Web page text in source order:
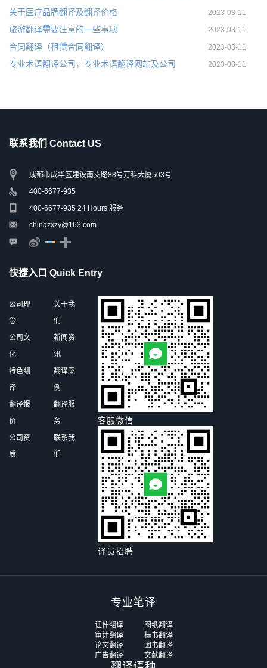
关于医疗品牌翻译及翻译价格 2023-03-11
旅游翻译需要注意的一些事项 2023-03-11
合同翻译（租赁合同翻译） 2023-03-11
专业术语翻译公司，专业术语翻译网站及公司 2023-03-11
联系我们 Contact US
成都市成华区建设南支路88号万科大厦503号
400-6677-935
400-6677-935 24 Hours 服务
chinazxzy@163.com
快捷入口 Quick Entry
公司理
念
公司文
化
特色翻
译
翻译报
价
公司资
质
关于我
们
新闻资
讯
翻译案
例
翻译服
务
联系我
们
客服微信
译员招聘
专业笔译
证件翻译
图纸翻译
审计翻译
标书翻译
论文翻译
图书翻译
广告翻译
文献翻译